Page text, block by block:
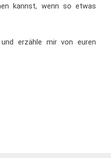
kannst, wenn so etwas
erzähle mir von euren